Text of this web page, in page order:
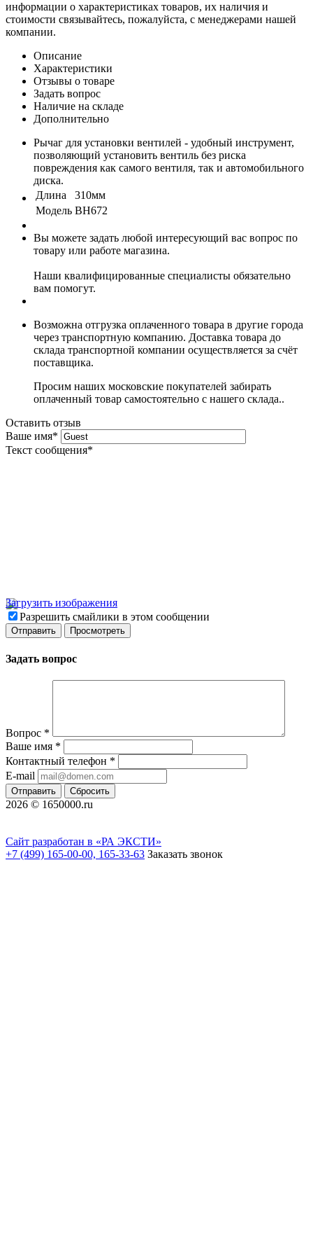
информации о характеристиках товаров, их наличия и
стоимости связывайтесь, пожалуйста, с менеджерами нашей
компании.
Описание
Характеристики
Отзывы о товаре
Задать вопрос
Наличие на складе
Дополнительно
Рычаг для установки вентилей - удобный инструмент,
позволяющий установить вентиль без риска
повреждения как самого вентиля, так и автомобильного
диска.
Длина
310мм
Модель ВH672
Вы можете задать любой интересующий вас вопрос по
товару или работе магазина.
Наши квалифицированные специалисты обязательно
вам помогут.
Возможна отгрузка оплаченного товара в другие города
через транспортную компанию. Доставка товара до
склада транспортной компании осуществляется за счёт
поставщика.
Просим наших московские покупателей забирать
оплаченный товар самостоятельно с нашего склада..
Оставить отзыв
Ваше имя*
Текст сообщения*
Загрузить изображения
Разрешить смайлики в этом сообщении
Задать вопрос
Вопрос *
Ваше имя *
Контактный телефон *
E-mail
Отправить Сбросить
2026 © 1650000.ru
Сайт разработан в «РА ЭКСТИ»
+7 (499) 165-00-00, 165-33-63 Заказать звонок